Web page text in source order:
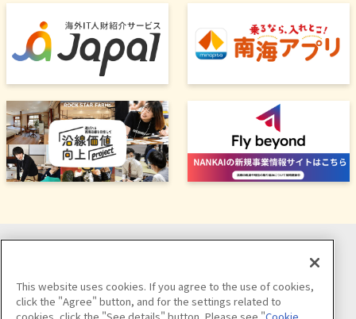
This website uses cookies. If you agree to the use of cookies,
click the "Agree" button, and for the settings related to